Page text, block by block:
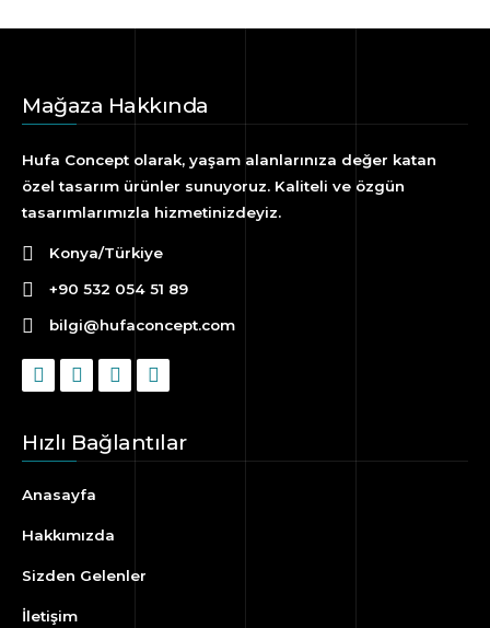
Mağaza Hakkında
Hufa Concept olarak, yaşam alanlarınıza değer katan
özel tasarım ürünler sunuyoruz. Kaliteli ve özgün
tasarımlarımızla hizmetinizdeyiz.
Konya/Türkiye
+90 532 054 51 89
bilgi@hufaconcept.com
Hızlı Bağlantılar
Anasayfa
Hakkımızda
Sizden Gelenler
İletişim